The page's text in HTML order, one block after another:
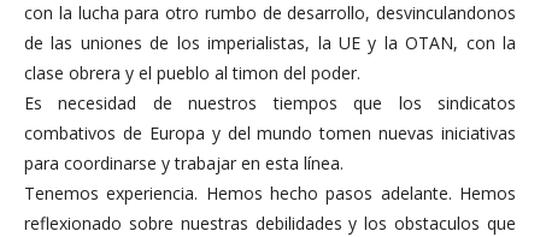
con la lucha para otro rumbo de desarrollo, desvinculandonos
de las uniones de los imperialistas, la UE y la OTAN, con la
clase obrera y el pueblo al timon del poder.
Es necesidad de nuestros tiempos que los sindicatos
combativos de Europa y del mundo tomen nuevas iniciativas
para coordinarse y trabajar en esta línea.
Tenemos experiencia. Hemos hecho pasos adelante. Hemos
reflexionado sobre nuestras debilidades y los obstaculos que